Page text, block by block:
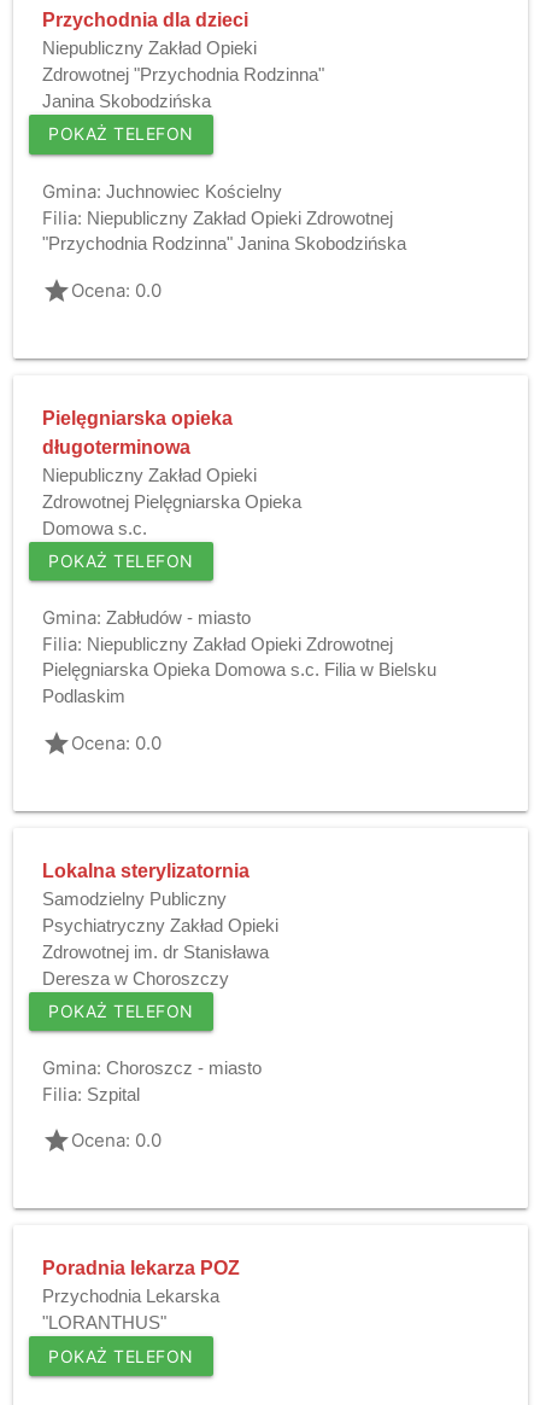
Przychodnia dla dzieci
Niepubliczny Zakład Opieki
Zdrowotnej "Przychodnia Rodzinna"
Janina Skobodzińska
POKAŻ TELEFON
Gmina: Juchnowiec Kościelny
Filia: Niepubliczny Zakład Opieki Zdrowotnej
"Przychodnia Rodzinna" Janina Skobodzińska
gradeOcena: 0.0
Pielęgniarska opieka
długoterminowa
Niepubliczny Zakład Opieki
Zdrowotnej Pielęgniarska Opieka
Domowa s.c.
POKAŻ TELEFON
Gmina: Zabłudów - miasto
Filia: Niepubliczny Zakład Opieki Zdrowotnej
Pielęgniarska Opieka Domowa s.c. Filia w Bielsku
Podlaskim
gradeOcena: 0.0
Lokalna sterylizatornia
Samodzielny Publiczny
Psychiatryczny Zakład Opieki
Zdrowotnej im. dr Stanisława
Deresza w Choroszczy
POKAŻ TELEFON
Gmina: Choroszcz - miasto
Filia: Szpital
gradeOcena: 0.0
Poradnia lekarza POZ
Przychodnia Lekarska
"LORANTHUS"
POKAŻ TELEFON